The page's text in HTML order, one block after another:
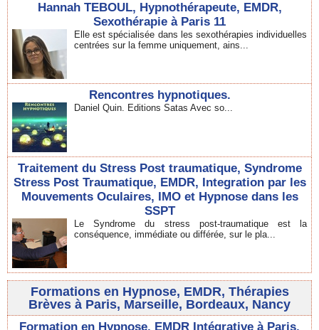
Hannah TEBOUL, Hypnothérapeute, EMDR,
Sexothérapie à Paris 11
Elle est spécialisée dans les sexothérapies individuelles
centrées sur la femme uniquement, ains...
Rencontres hypnotiques.
Daniel Quin. Editions Satas Avec so...
Traitement du Stress Post traumatique, Syndrome
Stress Post Traumatique, EMDR, Integration par les
Mouvements Oculaires, IMO et Hypnose dans les
SSPT
Le Syndrome du stress post-traumatique est la
conséquence, immédiate ou différée, sur le pla...
Formations en Hypnose, EMDR, Thérapies
Brèves à Paris, Marseille, Bordeaux, Nancy
Formation en Hypnose, EMDR Intégrative à Paris,